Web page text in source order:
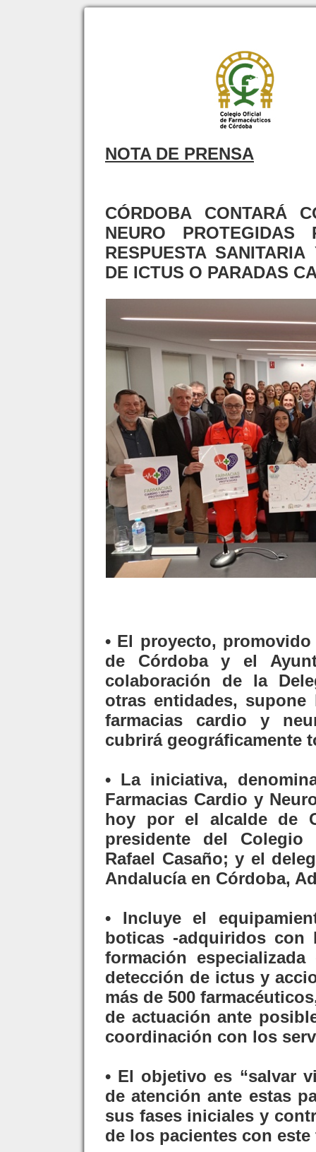
NOTA DE PRENSA
CÓRDOBA CONTARÁ
NEURO
RESPUESTA
DE ICTUS O PARADAS
• El proyecto,
de Córdoba y el
colaboración de la
otras entidades,
farmacias cardio y
cubrirá geográficamente
• La iniciativa,
Farmacias Cardio y
hoy por el alcalde de
presidente del Colegio
Rafael Casaño; y el
Andalucía en Córdoba,
• Incluye el
boticas -adquiridos con
formación
detección de ictus y
más de 500
de actuación ante
coordinación con los
• El objetivo es “salvar
de atención ante estas
sus fases iniciales y
de los pacientes con